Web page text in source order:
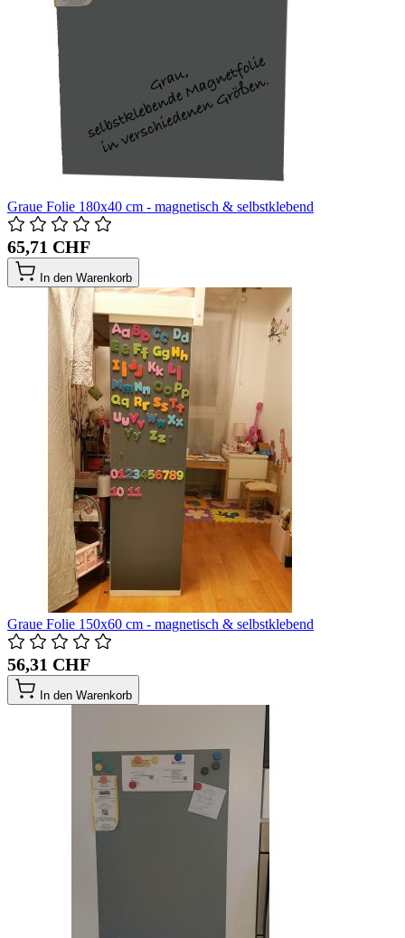
Graue Folie 180x40 cm - magnetisch & selbstklebend
65,71 CHF
In den Warenkorb
Graue Folie 150x60 cm - magnetisch & selbstklebend
56,31 CHF
In den Warenkorb